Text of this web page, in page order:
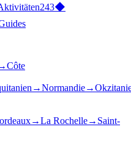
243◆
Côte
→Normandie→
→La Rochelle→ Saint-